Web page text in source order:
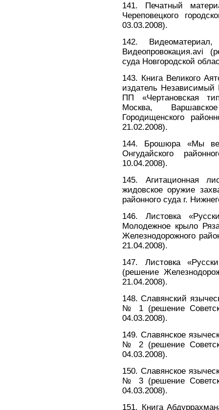
141. Печатный
Череповецкого
03.03.2008).
142.
Видеопровокация.avi
суда Новгородской
143. Книга Великого
издатель
ПП «Чертановская
Москва,
Городищенского
21.02.2008).
144. Брошюра «Мы
Онгудайского
10.04.2008).
145. Агитационная
жидовское оружие
районного суда г.
146. Листовка
Молодежное крыло
Железнодорожного
21.04.2008).
147. Листовка
(решение
21.04.2008).
148. Славянский
№ 1 (решение
04.03.2008).
149. Славянское
№ 2 (решение
04.03.2008).
150. Славянское
№ 3 (решение
04.03.2008).
151. Книга